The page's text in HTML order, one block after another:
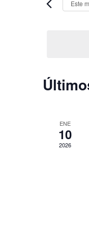
y
para
Este
ENE
10
2026